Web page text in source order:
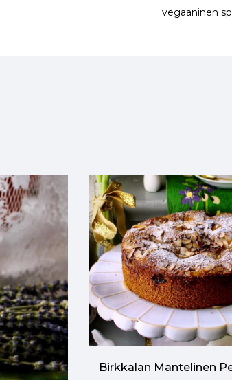
vegaaninen
Birkkalan Mantelinen